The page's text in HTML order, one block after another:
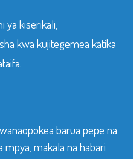
ya kiserikali,
kwa kujitegemea katika
barua pepe na
makala na habari